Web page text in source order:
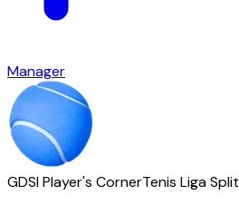
Manager
GDSI Player's CornerTenis Liga Split